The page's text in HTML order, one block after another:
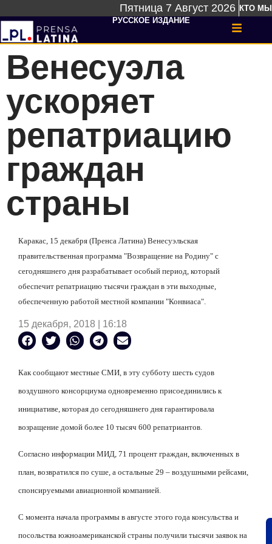
Пятница 7 Август 2026 КТО МЫ
РУССКОЕ ИЗДАНИЕ
Венесуэла
ускоряет
репатриацию
граждан
страны
Каракас, 15 декабря (Пренса Латина) Венесуэльская
правительственная программа "Возвращение на Родину" с
сегодняшнего дня разрабатывает особый период, который
обеспечит репатриацию тысячи граждан в эти выходные,
обеспеченную работой местной компании "Конвиаса".
15 декабря, 2018 | 16:18
Как сообщают местные СМИ, в эту субботу шесть судов
воздушного консорциума одновременно присоединились к
инициативе, которая до сегодняшнего дня гарантировала
возращение домой более 10 тысяч 600 репатриантов.
Согласно информации МИД, 71 процент граждан, включенных в
план, возвратился по суше, а остальные 29 – воздушными рейсами,
спонсируемыми авиационной компанией.
С момента начала программы в августе этого года консульства и
посольства южноамериканской страны получили тысячи заявок на